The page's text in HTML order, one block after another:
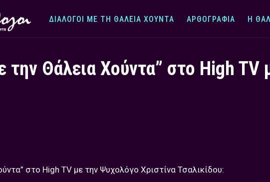
ΔΙΆΛΟΓΟΙ ΜΕ ΤΗ ΘΆΛΕΙΑ ΧΟΎΝΤΑ ΑΡΘΟΓΡΑΦΊΑ Η
την Θάλεια Χούντα” στο High TV
στο High TV με την Ψυχολόγο Χριστίνα Τσαλικίδου: